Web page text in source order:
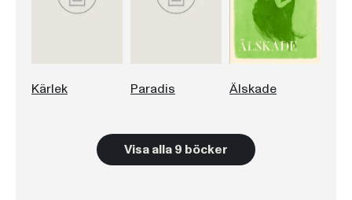
Kärlek Paradis Älskade
Visa alla 9 böcker